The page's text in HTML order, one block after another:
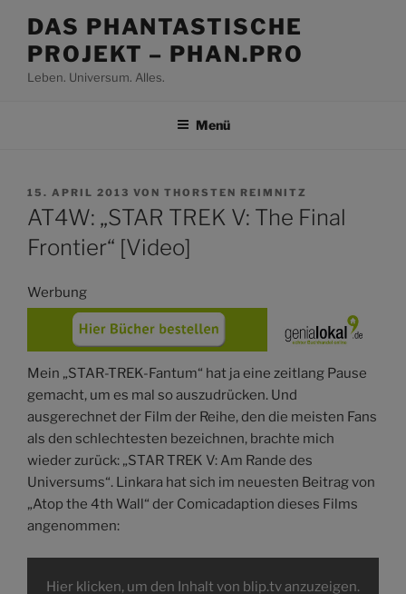
Inhalt
springen
DAS PHANTASTISCHE
PROJEKT – PHAN.PRO
Leben. Universum. Alles.
Menü
VERÖFFENTLICHT
AM
15. APRIL 2013 VON THORSTEN REIMNITZ
AT4W: „STAR TREK V: The Final
Frontier“ [Video]
Werbung
Mein „STAR-TREK-Fantum“ hat ja eine zeitlang Pause
gemacht, um es mal so auszudrücken. Und
ausgerechnet der Film der Reihe, den die meisten Fans
als den schlechtesten bezeichnen, brachte mich
wieder zurück: „STAR TREK V: Am Rande des
Universums“. Linkara hat sich im neuesten Beitrag von
„Atop the 4th Wall“ der Comicadaption dieses Films
angenommen:
Inhalt
blip.tv
Hier klicken, um den Inhalt von blip.tv anzuzeigen.